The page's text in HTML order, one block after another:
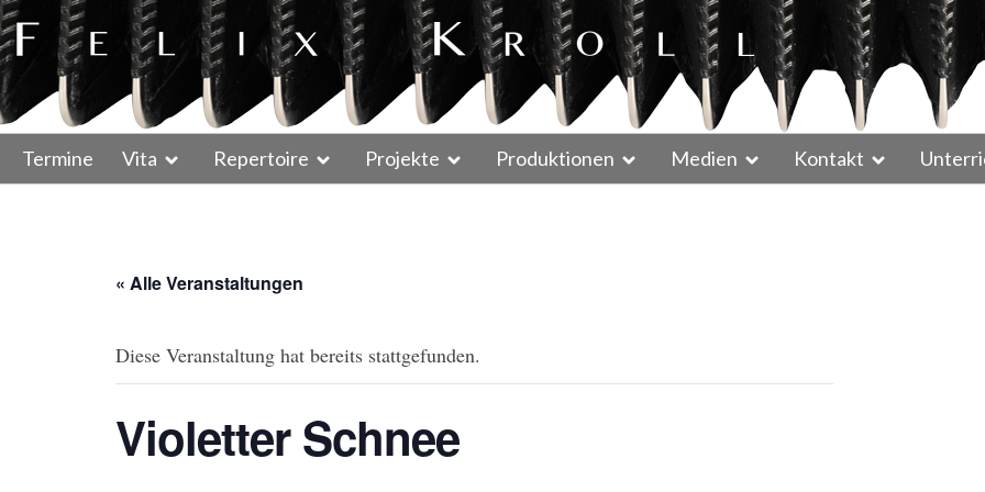
Termine Vita Repertoire Projekte Produktionen Medien Kontakt
« Alle Veranstaltungen
Diese Veranstaltung hat bereits stattgefunden.
Violetter Schnee